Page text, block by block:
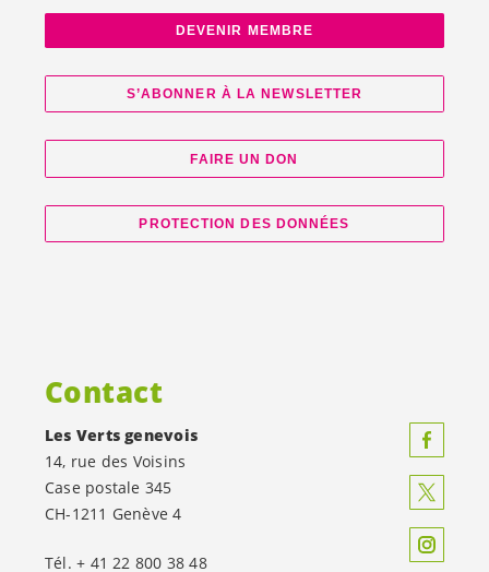
DEVENIR MEMBRE
S’ABONNER À LA NEWSLETTER
FAIRE UN DON
PROTECTION DES DONNÉES
Contact
Les Verts genevois
14, rue des Voisins
Case postale 345
CH-1211 Genève 4
Tél. + 41 22 800 38 48